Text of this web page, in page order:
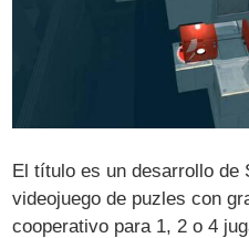
El título es un desarrollo de
videojuego de puzles con
cooperativo para 1, 2 o 4